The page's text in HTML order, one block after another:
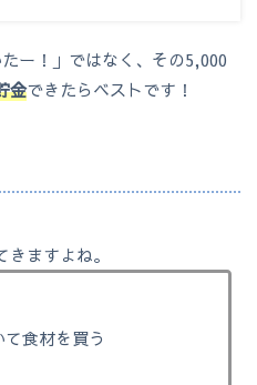
ー！」ではなく、その5,000
金できたらベストです！
ますよね。
食材を買う